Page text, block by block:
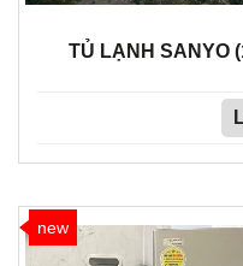
TỦ LẠNH SANYO
new